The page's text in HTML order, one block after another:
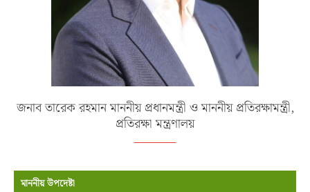
জনাব তারেক রহমান মাননীয় প্রধানমন্ত্রী ও মাননীয় প্রতিরক্ষামন্ত্রী,
প্রতিরক্ষা মন্ত্রণালয়
মাননীয় উপদেষ্টা